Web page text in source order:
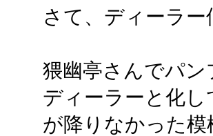
さて、ディーラー
猥幽亭さんでパ
ディーラーと化
が降りなかった